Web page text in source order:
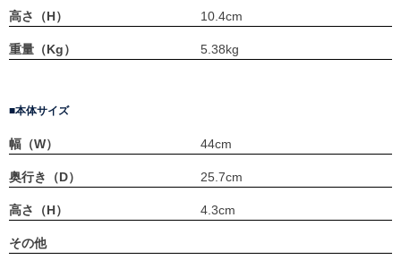
高さ（H） 10.4cm
重量（Kg） 5.38kg
本体サイズ
幅（W） 44cm
奥行き（D） 25.7cm
高さ（H） 4.3cm
その他